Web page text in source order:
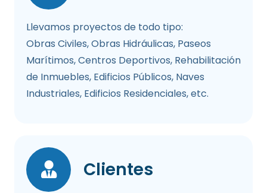
Llevamos proyectos de todo tipo:
Obras Civiles, Obras Hidráulicas, Paseos
Marítimos, Centros Deportivos, Rehabilitación
de Inmuebles, Edificios Públicos, Naves
Industriales, Edificios Residenciales, etc.
Clientes